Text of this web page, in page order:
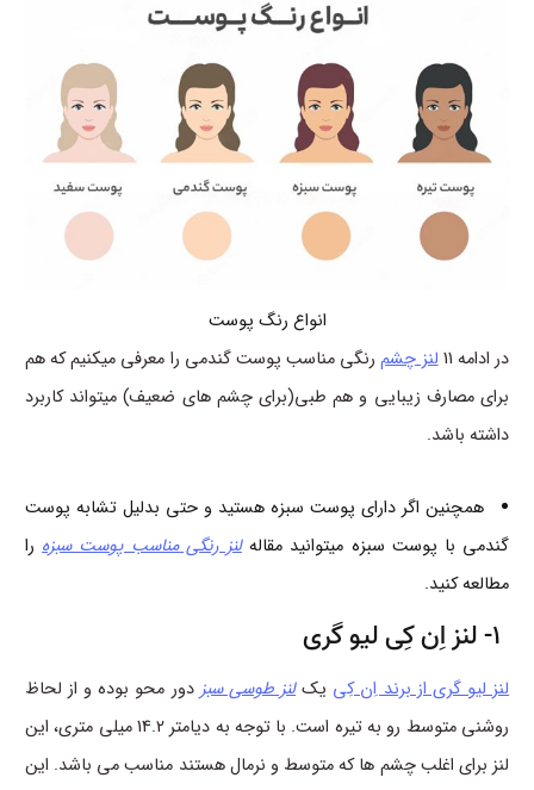
انواع رنگ پوست
در ادامه 11
لنز چشمرنگی مناسب پوست گندمی را معرفی میکنیم که هم
برای مصارف زیبایی و هم طبی(برای چشم های ضعیف) میتواند کاربرد
داشته باشد.
همچنین اگر دارای پوست سبزه هستید و حتی بدلیل تشابه پوست
گندمی با پوست سبزه میتوانید مقالهلنز رنگی مناسب پوست سبزهرا
مطالعه کنید.
1- لنز اِن کِی لیو گری
لنز لیو گری از برند اِن کِی یکلنز طوسی سبز دور محو بوده و از لحاظ
روشنی متوسط رو به تیره است. با توجه به دیامتر 14.2 میلی متری، این
لنز برای اغلب چشم ها که متوسط و نرمال هستند مناسب می باشد. این